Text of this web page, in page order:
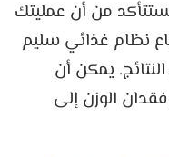
من أن عمليتك
نظام غذائي سليم
يمكن أن
الوزن إلى